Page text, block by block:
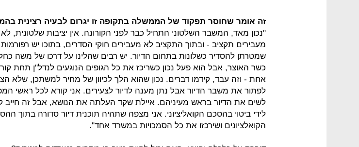
זה אומר שחוסר תפקוד של הממשלה בתקופה זו יגרום לבעיה רצינית
"נכון מאד, המשבר השלטוני התחיל כבר לפני הקורונה. אין יציבות שלטונית, לא
מעבירים תקציב - ובתוך התקציב לא מעבירים חוקי הסדרים, בתוכו יש רפורמות
שמטרתן להסדיר כשלונות בתחום הדיור. יש רבים שהלינו על דרכו של משה
כשר האוצר, אבל הוא פעל נכון כשריכז את כל הגופים הנוגעים לנדל"ן תחת
אחת - וזה עבד, קידמו דברים. נכון שהוא הלך לכיוון של מחיר למשתכן, שלא
לפתור את משבר הדיור אבל נתן מענה לדיור לצעירים. אני קורא לכל ראשי
לשים את הדיור בראש מעיניהם. איילת שקד העלתה את הנושא, אבל זה חייב
לידי ביטוי בהסכם הקואליציוני. אני מצפה שתהיה תוכנית דיור סדורה בתוך
הקואלציונים ושירכזו את כל הסמכויות במשרד אחד".